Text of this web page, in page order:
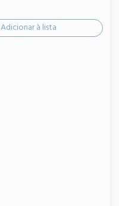
Adicionar à lista